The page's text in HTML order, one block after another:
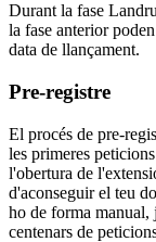
Durant la fase
la fase anterior
data de llançament.
Pre-registre
El procés de pre-
les primeres
l'obertura de
d'aconseguir el teu
ho de forma manual,
centenars de